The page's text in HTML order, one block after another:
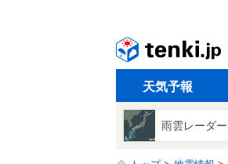
天気予報
雨雲レーダー